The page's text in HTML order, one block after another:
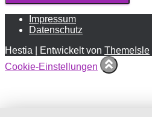
Impressum
Datenschutz
Hestia | Entwickelt von ThemeIsle
Cookie-Einstellungen